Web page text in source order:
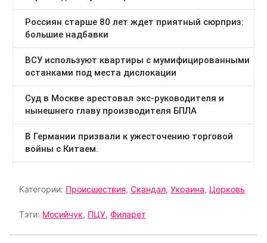
Категории: Происшествия, Скандал, Украина, Церковь
Тэги: Мосийчук, ПЦУ, Филарет